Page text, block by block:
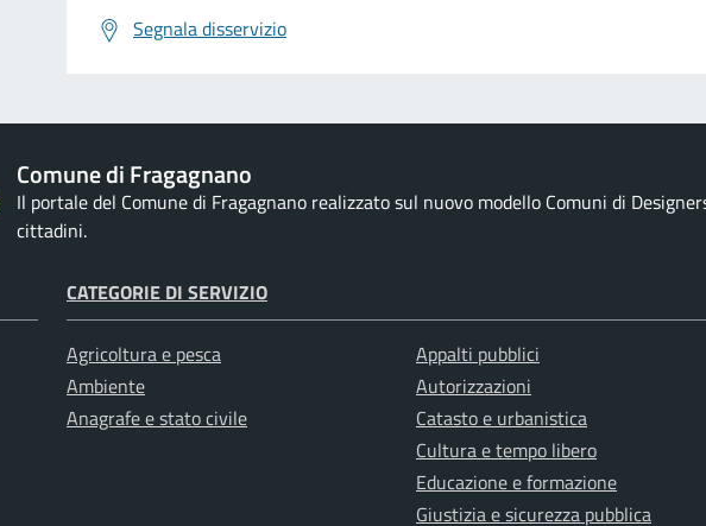
Segnala disservizio
Comune di Fragagnano
Il portale del Comune di Fragagnano realizzato sul nuovo modello Comuni di
cittadini.
CATEGORIE DI SERVIZIO
Agricoltura e pesca
Ambiente
Anagrafe e stato civile
Appalti pubblici
Autorizzazioni
Catasto e urbanistica
Cultura e tempo libero
Educazione e formazione
Giustizia e sicurezza pubblica